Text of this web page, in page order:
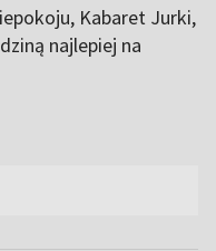
Kabaret Jurki,
najlepiej na